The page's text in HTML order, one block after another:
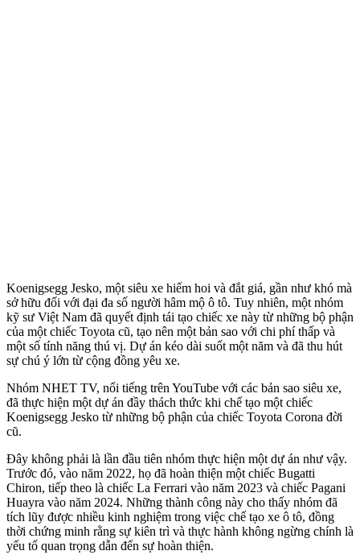
Koenigsegg Jesko, một siêu xe hiếm hoi và đắt giá, gần như khó mà
sở hữu đối với đại đa số người hâm mộ ô tô. Tuy nhiên, một nhóm
kỹ sư Việt Nam đã quyết định tái tạo chiếc xe này từ những bộ phận
của một chiếc Toyota cũ, tạo nên một bản sao với chi phí thấp và
một số tính năng thú vị. Dự án kéo dài suốt một năm và đã thu hút
sự chú ý lớn từ cộng đồng yêu xe.
Nhóm NHET TV, nổi tiếng trên YouTube với các bản sao siêu xe,
đã thực hiện một dự án đầy thách thức khi chế tạo một chiếc
Koenigsegg Jesko từ những bộ phận của chiếc Toyota Corona đời
cũ.
Đây không phải là lần đầu tiên nhóm thực hiện một dự án như vậy.
Trước đó, vào năm 2022, họ đã hoàn thiện một chiếc Bugatti
Chiron, tiếp theo là chiếc La Ferrari vào năm 2023 và chiếc Pagani
Huayra vào năm 2024. Những thành công này cho thấy nhóm đã
tích lũy được nhiều kinh nghiệm trong việc chế tạo xe ô tô, đồng
thời chứng minh rằng sự kiên trì và thực hành không ngừng chính là
yếu tố quan trọng dẫn đến sự hoàn thiện.